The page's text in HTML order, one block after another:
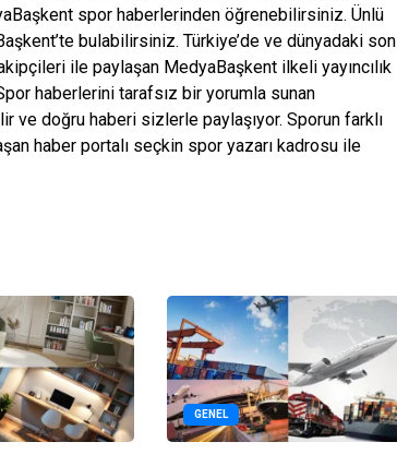
spor haberlerinden öğrenebilirsiniz. Ünlü
bulabilirsiniz. Türkiye’de ve dünyadaki son
ile paylaşan MedyaBaşkent ilkeli yayıncılık
haberlerini tarafsız bir yorumla sunan
ve doğru haberi sizlerle paylaşıyor. Sporun farklı
haber portalı seçkin spor yazarı kadrosu ile
GENEL